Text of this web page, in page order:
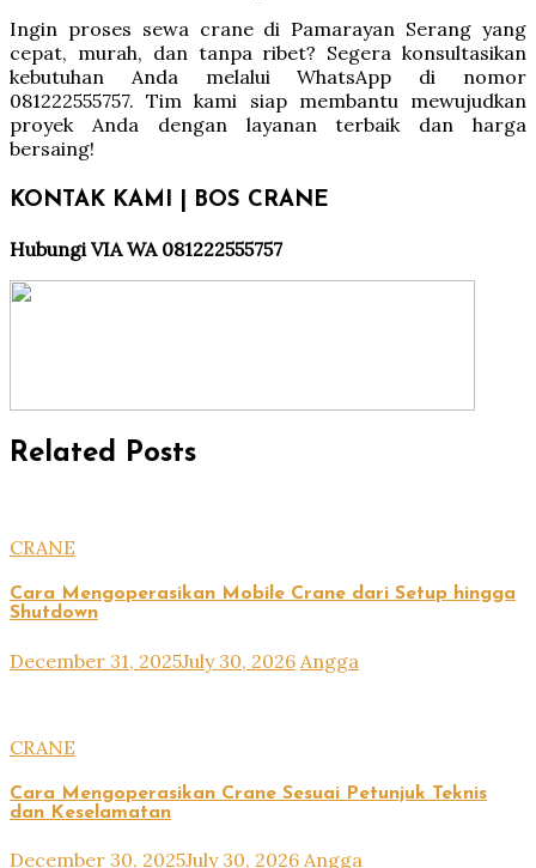
Ingin proses sewa crane di Pamarayan Serang yang
cepat, murah, dan tanpa ribet? Segera konsultasikan
kebutuhan Anda melalui WhatsApp di nomor
081222555757. Tim kami siap membantu mewujudkan
proyek Anda dengan layanan terbaik dan harga
bersaing!
KONTAK KAMI | BOS CRANE
Hubungi VIA WA 081222555757
Related Posts
CRANE
Cara Mengoperasikan Mobile Crane dari Setup hingga
Shutdown
December 31, 2025July 30, 2026 Angga
CRANE
Cara Mengoperasikan Crane Sesuai Petunjuk Teknis
dan Keselamatan
December 30, 2025July 30, 2026 Angga